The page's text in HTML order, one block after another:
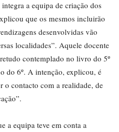
a equipa de criação dos
que os mesmos incluirão
desenvolvidas vão
localidades”. Aquele docente
contemplado no livro do 5º
do 6º. A intenção, explicou, é
o contacto com a realidade, de
a equipa teve em conta a